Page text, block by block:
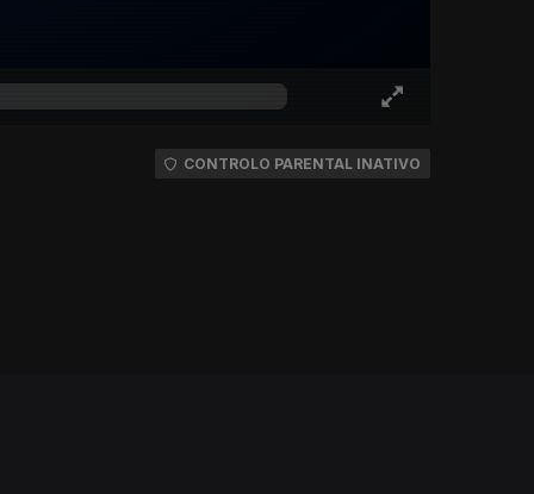
CONTROLO PARENTAL INATIVO